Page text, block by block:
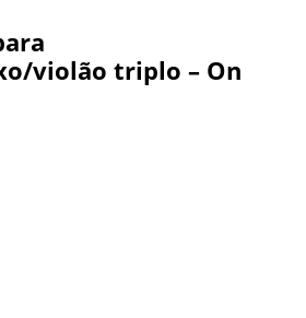
violão triplo – On